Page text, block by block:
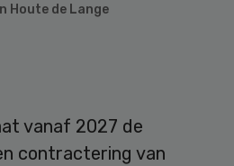
Houte de Lange
vanaf 2027 de
contractering van